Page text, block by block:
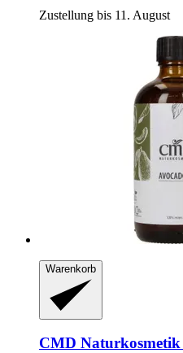
Zustellung bis 11. August
Warenkorb
CMD Naturkosmetik